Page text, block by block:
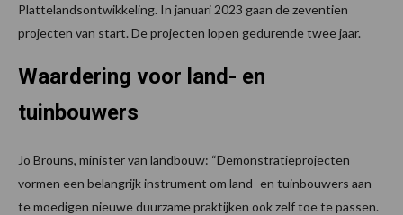
Plattelandsontwikkeling. In januari 2023 gaan de zeventien
projecten van start. De projecten lopen gedurende twee jaar.
Waardering voor land- en
tuinbouwers
Jo Brouns, minister van landbouw: “Demonstratieprojecten
vormen een belangrijk instrument om land- en tuinbouwers aan
te moedigen nieuwe duurzame praktijken ook zelf toe te passen.